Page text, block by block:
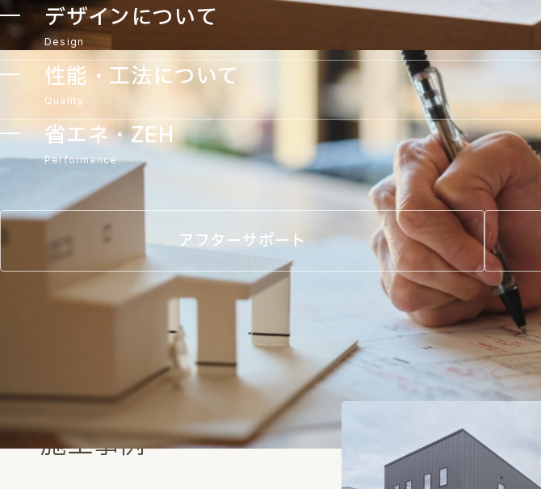
デザインについて
Design
性能・工法について
Quality
省エネ・ZEH
Performance
アフターサポート
施工事例